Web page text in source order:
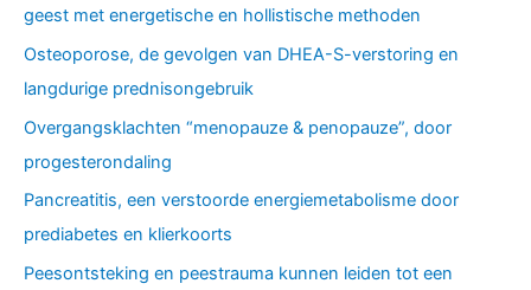
geest met energetische en hollistische methoden
Osteoporose, de gevolgen van DHEA-S-verstoring en
langdurige prednisongebruik
Overgangsklachten “menopauze & penopauze”, door
progesterondaling
Pancreatitis, een verstoorde energiemetabolisme door
prediabetes en klierkoorts
Peesontsteking en peestrauma kunnen leiden tot een